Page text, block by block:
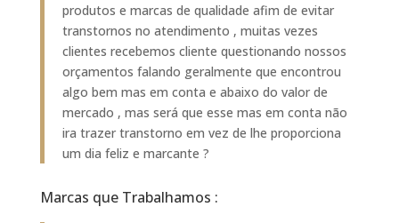
produtos e marcas de qualidade afim de evitar
transtornos no atendimento , muitas vezes
clientes recebemos cliente questionando nossos
orçamentos falando geralmente que encontrou
algo bem mas em conta e abaixo do valor de
mercado , mas será que esse mas em conta não
ira trazer transtorno em vez de lhe proporciona
um dia feliz e marcante ?
Marcas que Trabalhamos :